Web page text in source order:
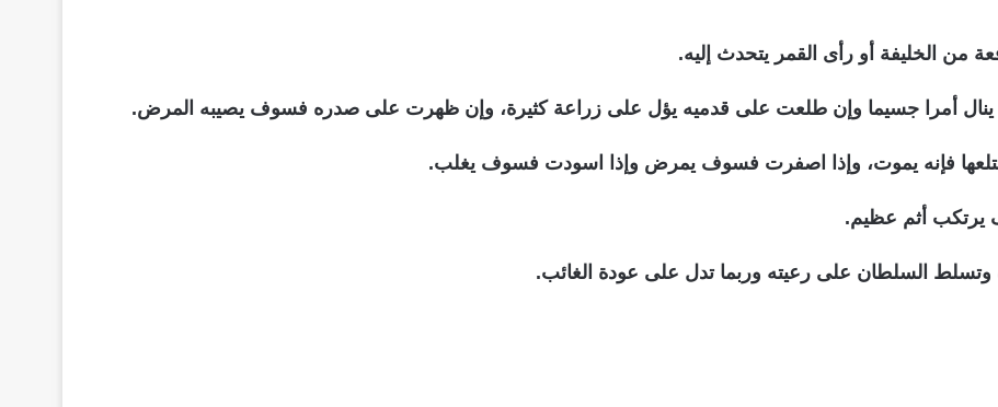
الخليفة أو رأى القمر يتحدث إليه.
أمرا جسيما وإن طلعت على قدميه يؤل على زراعة كثيرة، وإن ظهرت على صدره فسوف يصيبه المرض.
فإنه يموت، وإذا اصفرت فسوف يمرض وإذا اسودت فسوف يغلب.
أثم عظيم.
السلطان على رعيته وربما تدل على عودة الغائب.